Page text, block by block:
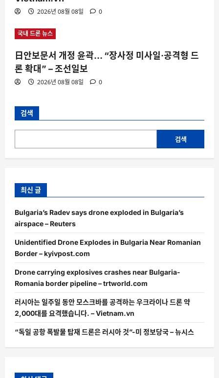
2026년 08월 08일 0
국내 드론 뉴스
日안보문서 개정 윤곽… “장사정 미사일·공격형 드
론 확대” – 조선일보
2026년 08월 08일 0
검색
검색
최신 글
Bulgaria’s Radev says drone exploded in Bulgaria’s
airspace – Reuters
Unidentified Drone Explodes in Bulgaria Near Romanian
Border – kyivpost.com
Drone carrying explosives crashes near Bulgaria-
Romania border pipeline – trtworld.com
러시아는 일주일 동안 모스크바를 공격하는 우크라이나 드론 약
2,000대를 요격했습니다. – Vietnam.vn
“독일 공항 폭발물 탑재 드론은 러시아 것”-미 정보당국 – 뉴시스